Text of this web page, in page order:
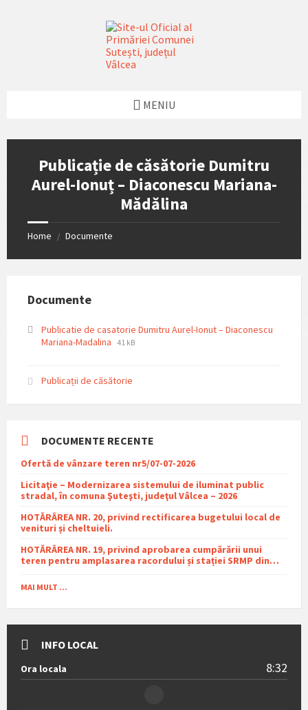
MENIU
Publicație de căsătorie Dumitru
Aurel-Ionuț – Diaconescu Mariana-
Mădălina
Home / Documente
Documente
Publicatie de casatorie Dumitru Aurel-Ionut – Diaconescu
Mariana-Madalina File
File
41 kB
Publicații de căsătorie
DOCUMENTE RECENTE
Ofertă de vânzare teren nr5/07-07-2026
Licitaţie – Modernizarea sistemului de iluminat public
stradal, în comuna Şuteşti, judeţul Vâlcea – 2026
HOTĂRÂREA NR. 20, privind rectificarea bugetului local de
venituri și cheltuieli.
HOTĂRÂREA NR. 19, privind aprobarea cumpărării unui
teren pentru amplasarea racordului și stației SRMP din
comuna Sutești.
MAI MULT ...
INFO LOCAL
Ora locala 8:32